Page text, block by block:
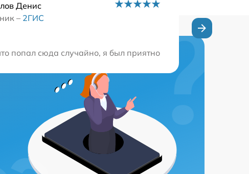
иметь дело с настоящими профессионалами.
Денис
– 2ГИС
попал сюда случайно, я был приятно удивлен высоким